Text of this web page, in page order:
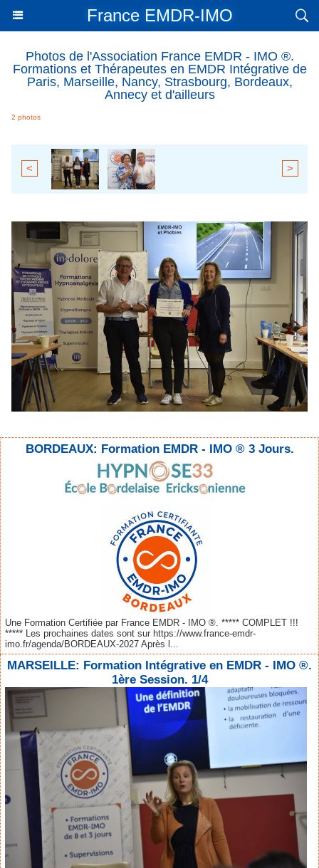
France EMDR-IMO
Photos de l'Association France EMDR - IMO ®.
Formations et Thérapeutes en EMDR Intégrative de
Paris, Marseille, Nancy, Strasbourg, Bordeaux,
Annecy et d'ailleurs
2 photos
< >
BORDEAUX: Formation EMDR - IMO ® 3 Jours.
Une Formation Certifiée par France EMDR - IMO ®. ***** COMPLET !!!
***** Les prochaines dates sont sur https://www.france-emdr-
imo.fr/agenda/BORDEAUX-2027 Après l...
MARSEILLE: Formation Intégrative en EMDR - IMO ®.
1ère Session. 1/4